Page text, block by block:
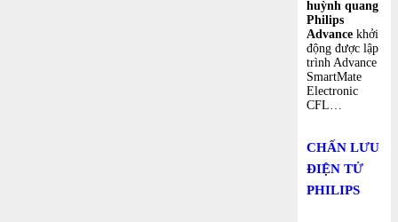
huỳnh quang
Philips
Advance khởi
động được lập
trình Advance
SmartMate
Electronic
CFL…
CHẤN LƯU
ĐIỆN TỬ
PHILIPS